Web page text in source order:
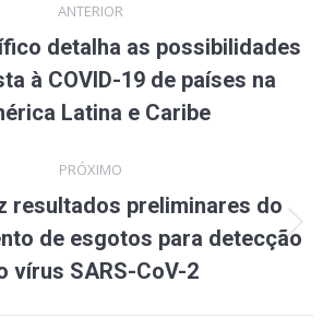
ANTERIOR
Post
anterior:
detalha as possibilidades
à COVID-19 de países na
Latina e Caribe
PRÓXIMO
Próximo
post:
resultados preliminares do
de esgotos para detecção
vírus SARS-CoV-2